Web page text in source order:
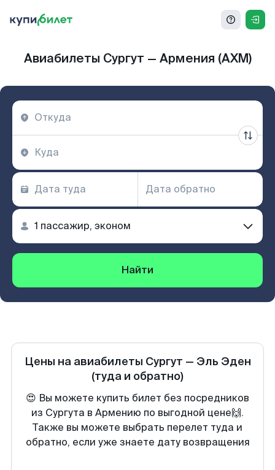
Авиабилеты Сургут — Армения (AXM)
Найти
Цены на авиабилеты Сургут — Эль Эден
(туда и обратно)
😍 Вы можете купить билет без посредников
из Сургута в Армению по выгодной цене🙌.
Также вы можете выбрать перелет туда и
обратно, если уже знаете дату возвращения